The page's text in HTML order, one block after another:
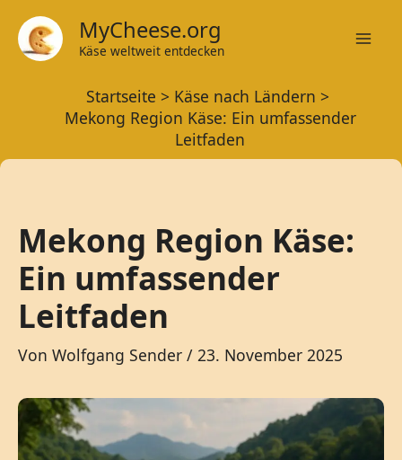
Inhalt
springen
MyCheese.org
Käse weltweit entdecken
Startseite
Käse nach Ländern
Mekong Region Käse: Ein umfassender
Leitfaden
Mekong Region Käse:
Ein umfassender
Leitfaden
Von Wolfgang Sender / 23. November 2025